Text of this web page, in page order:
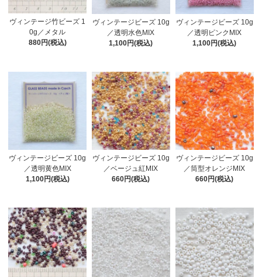
ヴィンテージ竹ビーズ 1
0g／メタル
880円(税込)
ヴィンテージビーズ 10g
／透明水色MIX
1,100円(税込)
ヴィンテージビーズ 10g
／透明ピンクMIX
1,100円(税込)
ヴィンテージビーズ 10g
／透明黄色MIX
1,100円(税込)
ヴィンテージビーズ 10g
／ベージュ紅MIX
660円(税込)
ヴィンテージビーズ 10g
／筒型オレンジMIX
660円(税込)